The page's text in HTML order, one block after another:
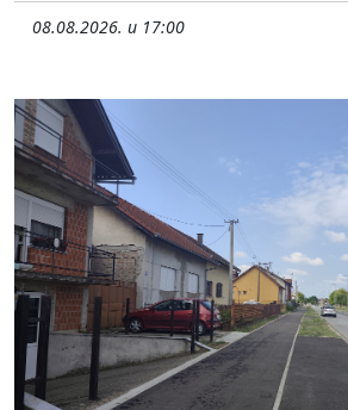
08.08.2026. u 17:00